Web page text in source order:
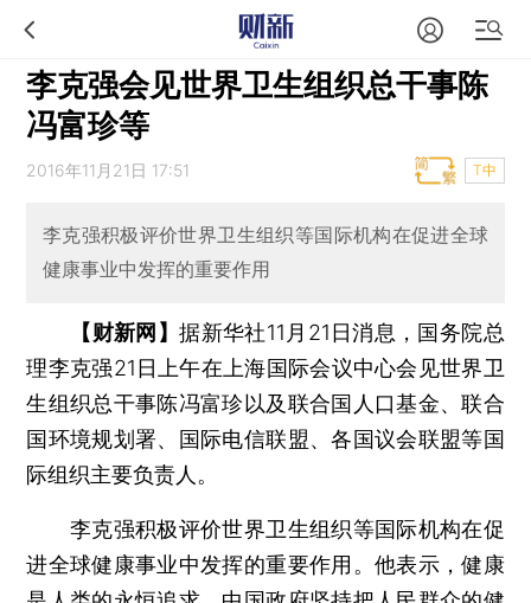
李克强会见世界卫生组织总干事陈
冯富珍等
2016年11月21日 17:51 T中
李克强积极评价世界卫生组织等国际机构在促进全球
健康事业中发挥的重要作用
【财新网】据新华社11月21日消息，国务院总
理李克强21日上午在上海国际会议中心会见世界卫
生组织总干事陈冯富珍以及联合国人口基金、联合
国环境规划署、国际电信联盟、各国议会联盟等国
际组织主要负责人。
李克强积极评价世界卫生组织等国际机构在促
进全球健康事业中发挥的重要作用。他表示，健康